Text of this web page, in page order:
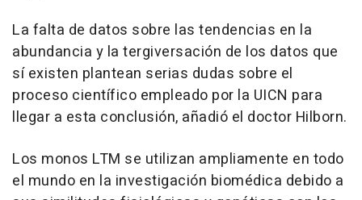
La falta de datos sobre las tendencias en la
abundancia y la tergiversación de los datos que
sí existen plantean serias dudas sobre el
proceso científico empleado por la UICN para
llegar a esta conclusión, añadió el doctor Hilborn.
Los monos LTM se utilizan ampliamente en todo
el mundo en la investigación biomédica debido a